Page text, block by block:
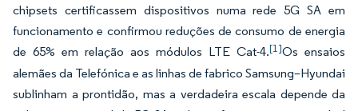
chipsets certificassem dispositivos numa rede 5G SA em
funcionamento e confirmou reduções de consumo de energia
de 65% em relação aos módulos LTE Cat-4.[1]Os ensaios
alemães da Telefónica e as linhas de fabrico Samsung–Hyundai
sublinham a prontidão, mas a verdadeira escala depende da